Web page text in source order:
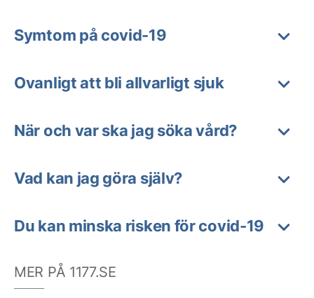
Symtom på covid-19
Ovanligt att bli allvarligt sjuk
När och var ska jag söka vård?
Vad kan jag göra själv?
Du kan minska risken för covid-19
MER PÅ 1177.SE